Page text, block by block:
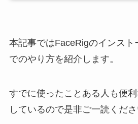
本記事ではFaceRigのインスト
でのやり方を紹介します。
すでに使ったことある人も便
しているので是非ご一読くださ